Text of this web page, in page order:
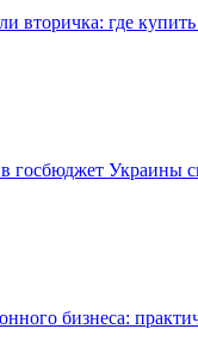
вторичка: где
госбюджет Украины
бизнеса: